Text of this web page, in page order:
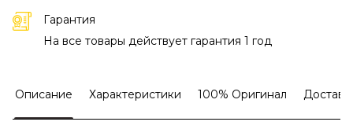
Гарантия
На все товары действует гарантия 1 год
Описание Характеристики 100% Оригинал